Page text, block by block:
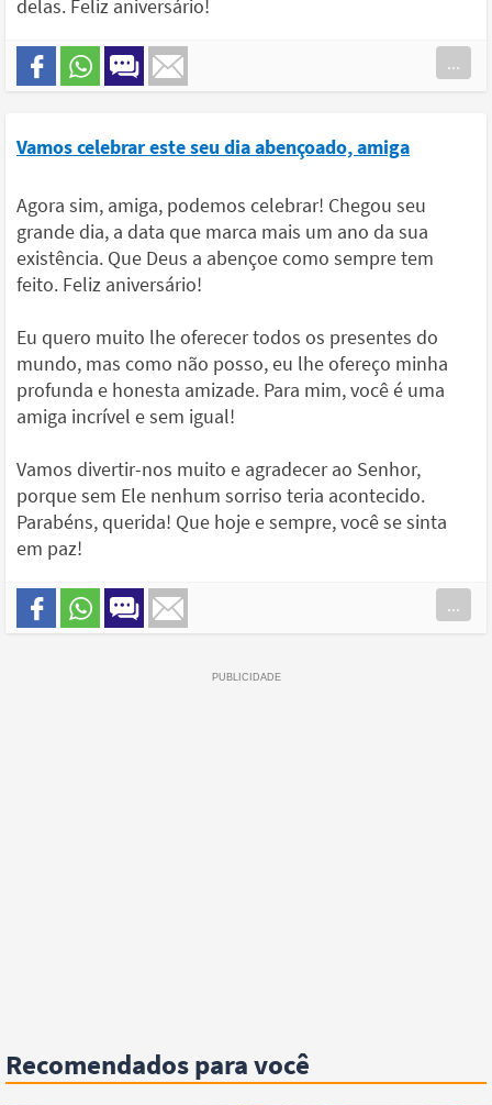
delas. Feliz aniversário!
...
Vamos celebrar este seu dia abençoado, amiga
Agora sim, amiga, podemos celebrar! Chegou seu
grande dia, a data que marca mais um ano da sua
existência. Que Deus a abençoe como sempre tem
feito. Feliz aniversário!
Eu quero muito lhe oferecer todos os presentes do
mundo, mas como não posso, eu lhe ofereço minha
profunda e honesta amizade. Para mim, você é uma
amiga incrível e sem igual!
Vamos divertir-nos muito e agradecer ao Senhor,
porque sem Ele nenhum sorriso teria acontecido.
Parabéns, querida! Que hoje e sempre, você se sinta
em paz!
...
Recomendados para você